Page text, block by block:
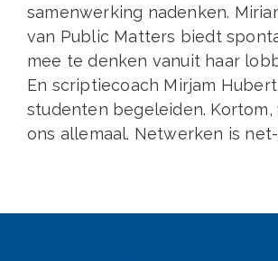
samenwerking nadenken.
van Public Matters biedt
mee te denken vanuit haar
En scriptiecoach Mirjam
studenten begeleiden.
ons allemaal. Netwerken is